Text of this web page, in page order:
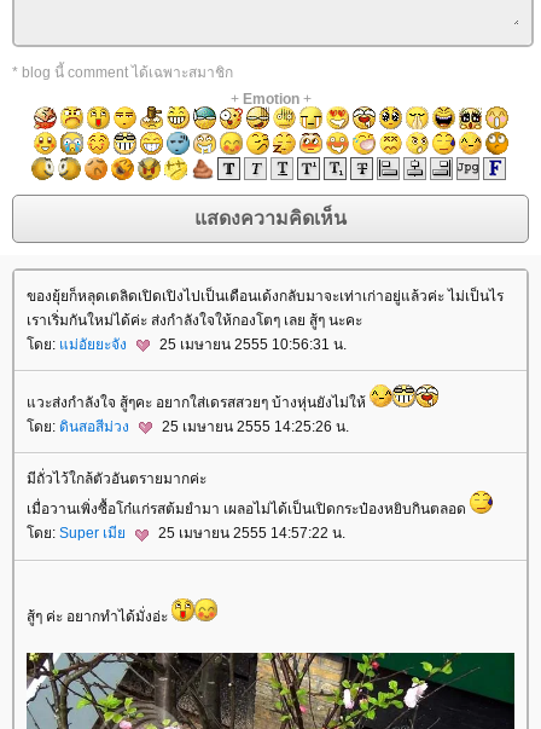
* blog นี้ comment ได้เฉพาะสมาชิก
+ Emotion+
ของยุ้ยก็หลุดเตลิดเปิดเปิงไปเป็นเดือนเด้งกลับมาจะเท่าเก่าอยู่แล้วค่ะ ไม่เป็นไร
เราเริ่มกันใหม่ได้ค่ะ ส่งกำลังใจให้กองโตๆ เลย สู้ๆ นะคะ
ดย: ม่อัยยะจัง 25 เมษายน 2555 10:56:31 น.
วะส่งกำลังใจ สู้ๆคะ อยากใส่เดรสสวยๆ บ้างหุ่นยังไม่ให้
ดย: ดินสอสีม่วง 25 เมษายน 2555 14:25:26 น.
มีถั่วไว้ใกล้ตัวอันตรายมากค่ะ
เมื่อวานเพิ่งซื้อโก๋แก่รสต้มยำมา เผลอไม่ได้เป็นเปิดกระป๋องหยิบกินตลอด
ดย: Super เมี 25 เมษายน 2555 14:57:22 น.
สู้ๆ ค่ะ อยากทำได้มั่งอ่ะ